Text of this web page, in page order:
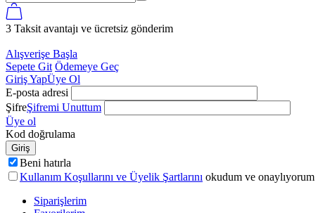
3 Taksit avantajı ve ücretsiz gönderim
Alışverişe Başla
Sepete Git Ödemeye Geç
Giriş YapÜye Ol
E-posta adresi
ŞifreŞifremi Unuttum
Üye ol
Kod doğrulama
Giriş
Beni hatırla
Kullanım Koşullarını ve Üyelik Şartlarını okudum ve onaylıyorum
Siparişlerim